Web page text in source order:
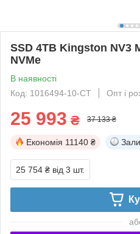
SSD 4TB Kingston NV3
NVMe
В наявності
Код: 1016494-10-СТ
Опт і
25 993 ₴ 37 133 ₴
Економія 11140 ₴
25 754 ₴ від 3 шт.